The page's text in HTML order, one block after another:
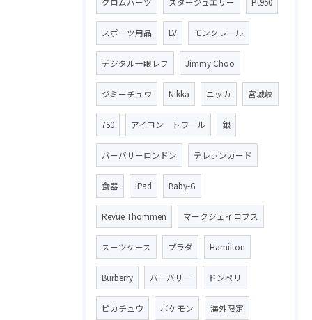
スポーツ用品 LV モンクレール
デジタル一眼レフ Jimmy Choo
ジミーチュウ Nikka ニッカ 宮城峡
750 アイコン トワール 銀
バーバリーロンドン テレホンカード
食器 iPad Baby-G
Revue Thommen マークジェイコブス
スーツケース プラダ Hamilton
Burberry バーバリー ドンペリ
ピカチュウ ポケモン 海外限定